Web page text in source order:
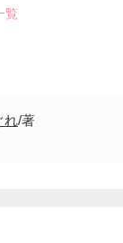
覧
れ/著